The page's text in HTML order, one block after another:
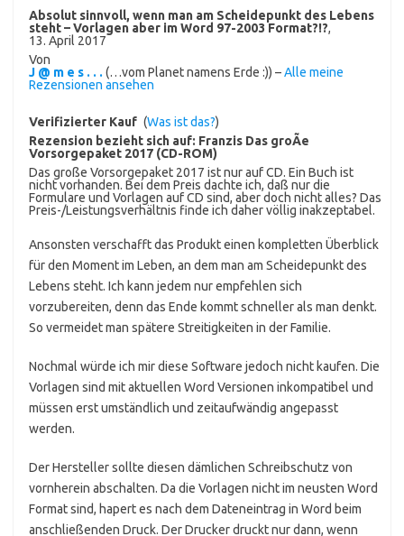
Absolut sinnvoll, wenn man am Scheidepunkt des Lebens
steht – Vorlagen aber im Word 97-2003 Format?!?,
13. April 2017
Von
J @ m e s . . . (…vom Planet namens Erde :)) –Alle meine
Rezensionen ansehen
Verifizierter Kauf (Was ist das?)
Rezension bezieht sich auf: Franzis Das groÃe
Vorsorgepaket 2017 (CD-ROM)
Das große Vorsorgepaket 2017 ist nur auf CD. Ein Buch ist
nicht vorhanden. Bei dem Preis dachte ich, daß nur die
Formulare und Vorlagen auf CD sind, aber doch nicht alles? Das
Preis-/Leistungsverhältnis finde ich daher völlig inakzeptabel.
Ansonsten verschafft das Produkt einen kompletten Überblick
für den Moment im Leben, an dem man am Scheidepunkt des
Lebens steht. Ich kann jedem nur empfehlen sich
vorzubereiten, denn das Ende kommt schneller als man denkt.
So vermeidet man spätere Streitigkeiten in der Familie.
Nochmal würde ich mir diese Software jedoch nicht kaufen. Die
Vorlagen sind mit aktuellen Word Versionen inkompatibel und
müssen erst umständlich und zeitaufwändig angepasst
werden.
Der Hersteller sollte diesen dämlichen Schreibschutz von
vornherein abschalten. Da die Vorlagen nicht im neusten Word
Format sind, hapert es nach dem Dateneintrag in Word beim
anschließenden Druck. Der Drucker druckt nur dann, wenn